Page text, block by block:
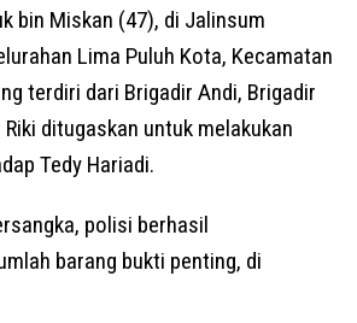
bin Miskan (47), di Jalinsum
Lima Puluh Kota, Kecamatan
terdiri dari Brigadir Andi, Brigadir
ditugaskan untuk melakukan
Tedy Hariadi.
polisi berhasil
barang bukti penting, di